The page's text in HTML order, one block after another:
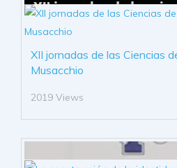
XII jornadas de las Ciencias
Musacchio
2019 Views